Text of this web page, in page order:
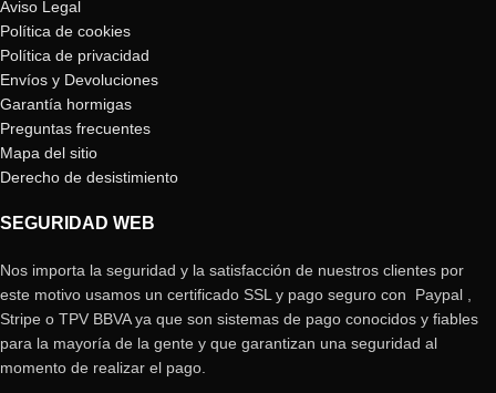
Aviso Legal
Política de cookies
Política de privacidad
Envíos y Devoluciones
Garantía hormigas
Preguntas frecuentes
Mapa del sitio
Derecho de desistimiento
SEGURIDAD WEB
Nos importa la seguridad y la satisfacción de nuestros clientes por
este motivo usamos un certificado SSL y pago seguro con Paypal ,
Stripe o TPV BBVA ya que son sistemas de pago conocidos y fiables
para la mayoría de la gente y que garantizan una seguridad al
momento de realizar el pago.